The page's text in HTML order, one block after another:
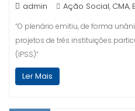
admin Ação Social, CMA,
“O plenário emitiu, de forma
projetos de três instituições
(IPSS)”
Ler Mais